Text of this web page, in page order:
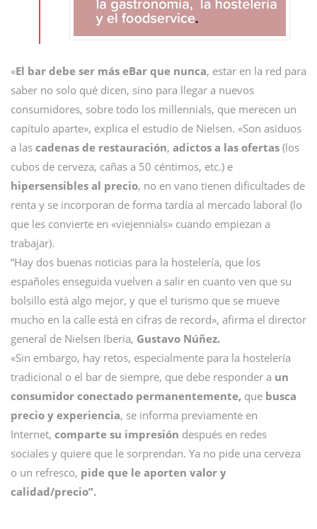
«El bar debe ser más eBar que nunca, estar en la red para
saber no solo qué dicen, sino para llegar a nuevos
consumidores, sobre todo los millennials, que merecen un
capítulo aparte», explica el estudio de Nielsen. «Son asiduos
a las cadenas de restauración, adictos a las ofertas (los
cubos de cerveza, cañas a 50 céntimos, etc.) e
hipersensibles al precio, no en vano tienen dificultades de
renta y se incorporan de forma tardía al mercado laboral (lo
que les convierte en «viejennials» cuando empiezan a
trabajar).
“Hay dos buenas noticias para la hostelería, que los
españoles enseguida vuelven a salir en cuanto ven que su
bolsillo está algo mejor, y que el turismo que se mueve
mucho en la calle está en cifras de record», afirma el director
general de Nielsen Iberia, Gustavo Núñez.
«Sin embargo, hay retos, especialmente para la hostelería
tradicional o el bar de siempre, que debe responder a un
consumidor conectado permanentemente, que busca
precio y experiencia, se informa previamente en
Internet, comparte su impresión después en redes
sociales y quiere que le sorprendan. Ya no pide una cerveza
o un refresco, pide que le aporten valor y
calidad/precio”.